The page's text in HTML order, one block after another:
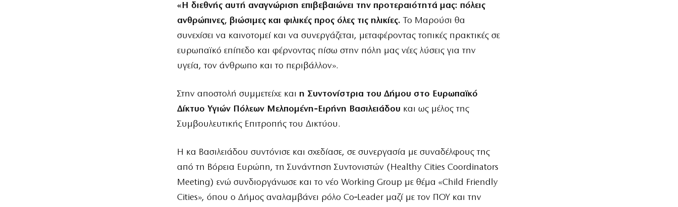
«Η διεθνής αυτή αναγνώριση επιβεβαιώνει την προτεραιότητά μας: πόλεις
ανθρώπινες, βιώσιμες και φιλικές προς όλες τις ηλικίες. Το Μαρούσι θα
συνεχίσει να καινοτομεί και να συνεργάζεται, μεταφέροντας τοπικές πρακτικές σε
ευρωπαϊκό επίπεδο και φέρνοντας πίσω στην πόλη μας νέες λύσεις για την
υγεία, τον άνθρωπο και το περιβάλλον».
Στην αποστολή συμμετείχε και η Συντονίστρια του Δήμου στο Ευρωπαϊκό
Δίκτυο Υγιών Πόλεων Μελπομένη‑Ειρήνη Βασιλειάδου και ως μέλος της
Συμβουλευτικής Επιτροπής του Δικτύου.
Η κα Βασιλειάδου συντόνισε και σχεδίασε, σε συνεργασία με συναδέλφους της
από τη Βόρεια Ευρώπη, τη Συνάντηση Συντονιστών (Healthy Cities Coordinators
Meeting) ενώ συνδιοργάνωσε και το νέο Working Group με θέμα «Child Friendly
Cities», όπου ο Δήμος αναλαμβάνει ρόλο Co‑Leader μαζί με τον ΠΟΥ και την